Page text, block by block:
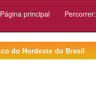
principal Percorrer:
do Nordeste do Brasil